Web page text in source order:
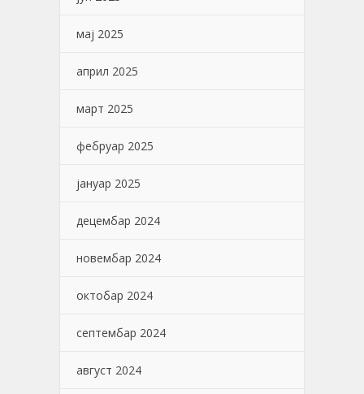
мај 2025
април 2025
март 2025
фебруар 2025
јануар 2025
децембар 2024
новембар 2024
октобар 2024
септембар 2024
август 2024